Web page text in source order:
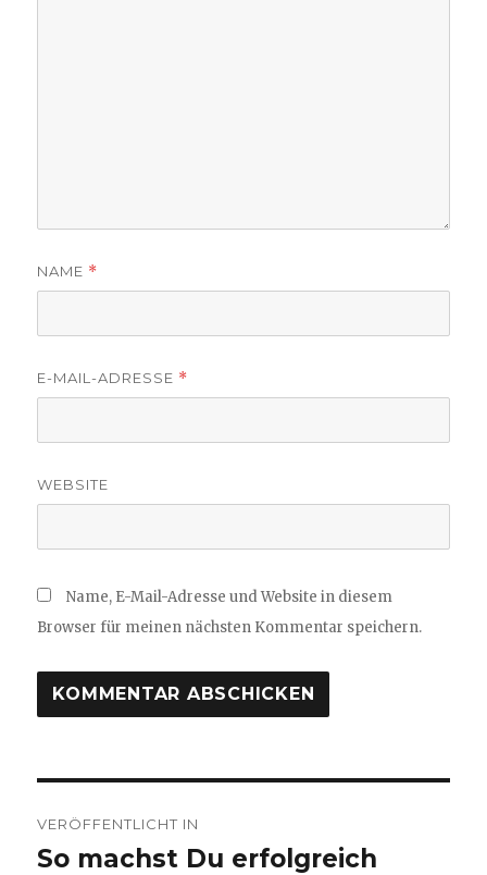
NAME *
E-MAIL-ADRESSE *
WEBSITE
Name, E-Mail-Adresse und Website in diesem
Browser für meinen nächsten Kommentar speichern.
VERÖFFENTLICHT IN
So machst Du erfolgreich